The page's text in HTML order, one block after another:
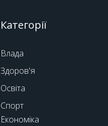
Категорії
Влада
Здоров'я
Освіта
Спорт
Економіка